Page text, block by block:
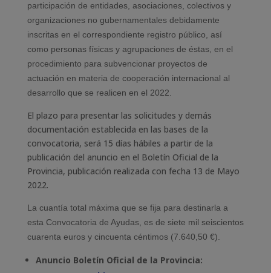
participación de entidades, asociaciones, colectivos y
organizaciones no gubernamentales debidamente
inscritas en el correspondiente registro público, así
como personas físicas y agrupaciones de éstas, en el
procedimiento para subvencionar proyectos de
actuación en materia de cooperación internacional al
desarrollo que se realicen en el 2022.
El plazo para presentar las solicitudes y demás
documentación establecida en las bases de la
convocatoria, será 15 días hábiles a partir de la
publicación del anuncio en el Boletín Oficial de la
Provincia, publicación realizada con fecha 13 de Mayo
2022.
La cuantía total máxima que se fija para destinarla a
esta Convocatoria de Ayudas, es de siete mil seiscientos
cuarenta euros y cincuenta céntimos (7.640,50 €).
​Anuncio Boletín Oficial de la Provincia: